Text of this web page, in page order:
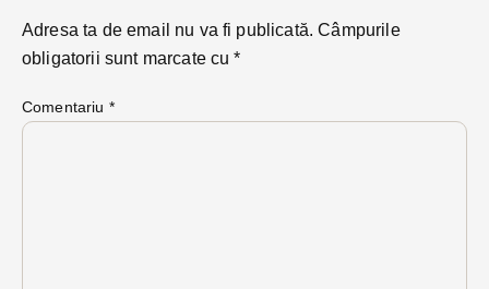
Adresa ta de email nu va fi publicată. Câmpurile
obligatorii sunt marcate cu*
Comentariu *